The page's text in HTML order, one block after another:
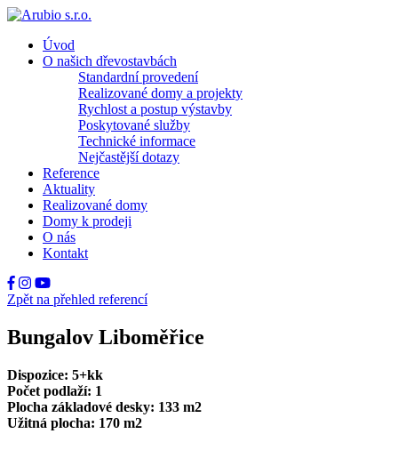
Úvod
O našich dřevostavbách
Standardní provedení
Realizované domy a projekty
Rychlost a postup výstavby
Poskytované služby
Technické informace
Nejčastější dotazy
Reference
Aktuality
Realizované domy
Domy k prodeji
O nás
Kontakt
Zpět na přehled referencí
Bungalov Liboměřice
Dispozice: 5+kk
Počet podlaží: 1
Plocha základové desky: 133 m2
Užitná plocha: 170 m2